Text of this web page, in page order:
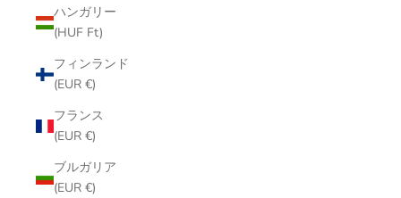
ハンガリー
(HUF Ft)
フィンランド
(EUR €)
フランス
(EUR €)
ブルガリア
(EUR €)